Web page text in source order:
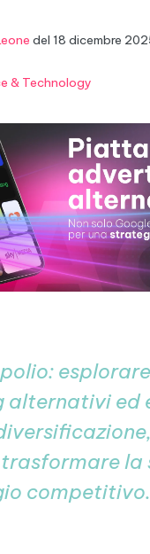
del 18 dicembre
& Technology
alternativi ed
la
competitivo.